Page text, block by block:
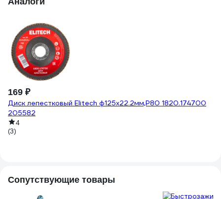
169 ₽
Диск лепестковый Elitech ф125x22.2мм,P80 1820.174700
205582
4
(3)
Сопутствующие товары